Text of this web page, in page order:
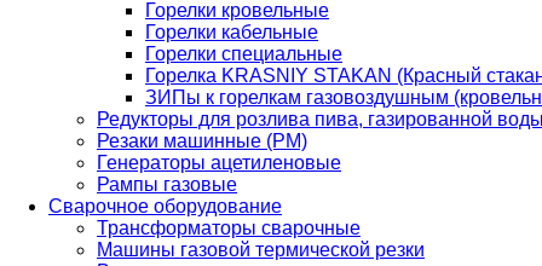
Горелки кровельные
Горелки кабельные
Горелки специальные
Горелка KRASNIY STAKAN (Красный
ЗИПы к горелкам газовоздушным
Редукторы для розлива пива, газированной
Резаки машинные (РМ)
Генераторы ацетиленовые
Рампы газовые
Сварочное оборудование
Трансформаторы сварочные
Машины газовой термической резки